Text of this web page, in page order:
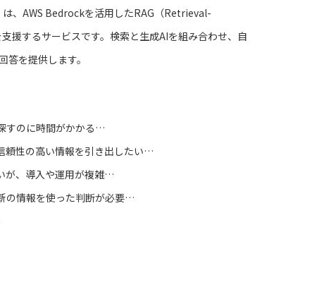
は、AWS Bedrockを活用したRAG（Retrieval-
するサービスです。検索と生成AIを組み合わせ、自
を提供します。
すのに時間がかかる…
頼性の高い情報を引き出したい…
が、導入や運用が複雑…
の情報を使った判断が必要…